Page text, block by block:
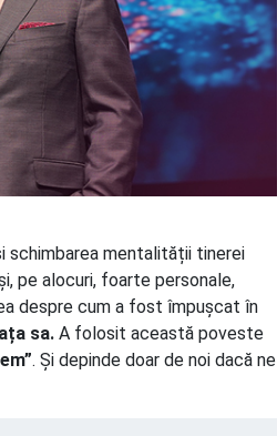
schimbarea mentalității tinerei
pe alocuri, foarte personale,
despre cum a fost împușcat în
sa. A folosit această poveste
. Și depinde doar de noi dacă ne